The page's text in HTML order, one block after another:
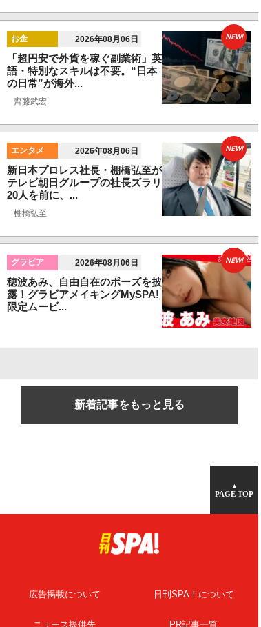
お金 2026年08月06日
「超円安で外貨を稼ぐ副業術」英
語・特別なスキルは不要。“日本
の日常”が海外...
齊藤武宏
NEW!
エンタメ 2026年08月06日
新日本プロレス社長・棚橋弘至が
テレビ朝日グループの社長ズラリ
20人を前に、...
棚橋弘至
NEW!
グラビア 2026年08月06日
穂波あみ、自由自在のポーズを披
露！グラビアメイキングMySPA!
限定ムービ...
NEW!
新着記事をもっと見る
▲
PAGE TOP
広告掲載について 日刊SPA！について
ニュース提供先 PR記事一覧